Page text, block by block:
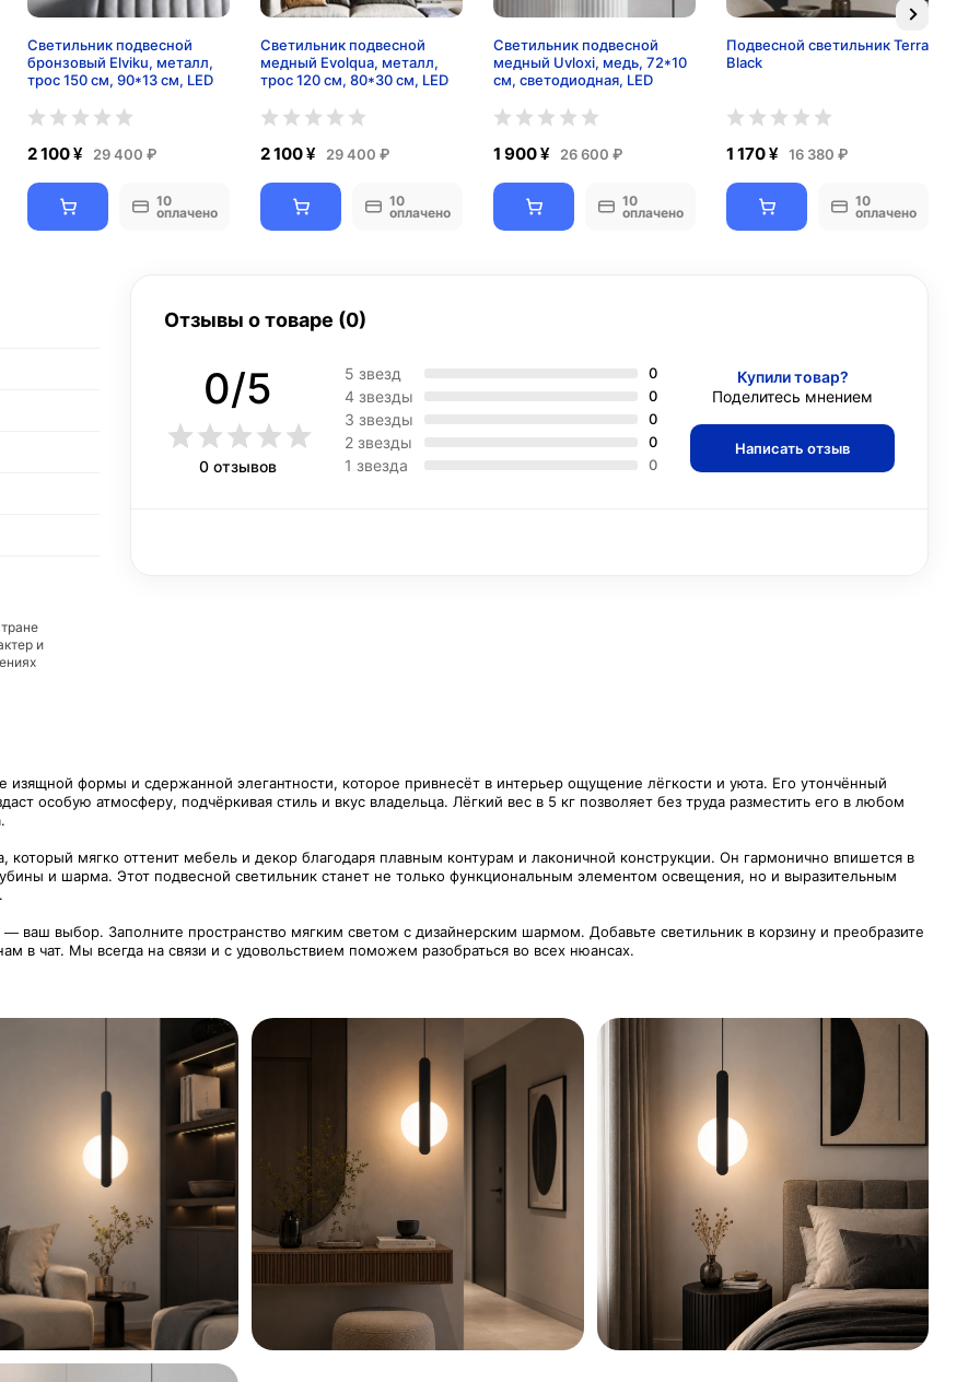
Светильник подвесной
бронзовый Elviku, металл,
трос 150 см, 90*13 см, LED
2 100 ¥ 29 400 ₽
10
оплачено
Светильник подвесной
медный Evolqua, металл,
трос 120 см, 80*30 см, LED
2 100 ¥ 29 400 ₽
10
оплачено
Светильник подвесной
медный Uvloxi, медь, 72*10
см, светодиодная, LED
1 900 ¥ 26 600 ₽
10
оплачено
Подвесной светильник Terra
Black
1 170 ¥ 16 380 ₽
10
оплачено
и
Отзывы о товаре (0)
0/5
0 отзывов
5 звезд 0
4 звезды 0
3 звезды 0
2 звезды 0
1 звезда 0
Купили товар?
Поделитесь мнением
Написать отзыв
изящной формы и сдержанной элегантности, которое привнесёт в интерьер ощущение лёгкости и уюта. Его утончённый
особую атмосферу, подчёркивая стиль и вкус владельца. Лёгкий вес в 5 кг позволяет без труда разместить его в любом
который мягко оттенит мебель и декор благодаря плавным контурам и лаконичной конструкции. Он гармонично впишется в
и шарма. Этот подвесной светильник станет не только функциональным элементом освещения, но и выразительным
ваш выбор. Заполните пространство мягким светом с дизайнерским шармом. Добавьте светильник в корзину и преобразите
в чат. Мы всегда на связи и с удовольствием поможем разобраться во всех нюансах.